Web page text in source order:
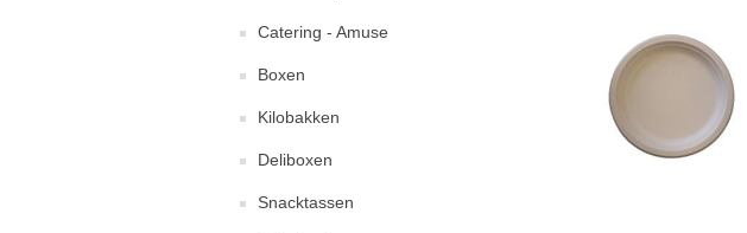
Catering - Amuse
Boxen
Kilobakken
Deliboxen
Snacktassen